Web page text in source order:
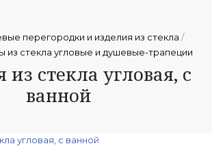
перегородки и изделия из стекла /
из стекла угловые и душевые-трапеции
стекла угловая, с
ванной